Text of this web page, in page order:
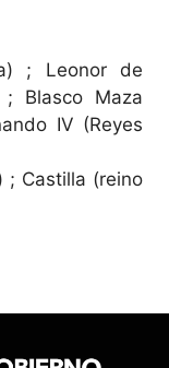
; Leonor de
Blasco Maza
IV (Reyes
; Castilla (reino